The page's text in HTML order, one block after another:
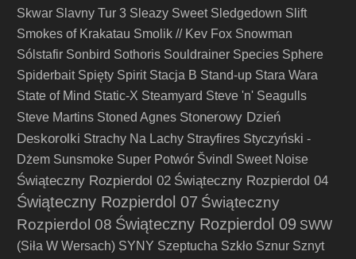
Skwar Slavny Tur 3 Sleazy Sweet Sledgedown Slift
Smokes of Krakatau Smolik // Kev Fox Snowman
Sólstafir Sonbird Sothoris Souldrainer Species Sphere
Spiderbait Spięty Spirit Stacja B Stand-up Stara Wara
State of Mind Static-X Steamyard Steve 'n' Seagulls
Steve Martins Stoned Agnes Stonerowy Dzień
Deskorolki Strachy Na Lachy Strayfires Styczyński -
Dżem Sunsmoke Super Potwór Švindl Sweet Noise
Świąteczny Rozpierdol 02 Świąteczny Rozpierdol 04
Świąteczny Rozpierdol 07 Świąteczny
Rozpierdol 08 Świąteczny Rozpierdol 09 SWW
(Siła W Wersach) SYNY Szeptucha Szkło Sznur Sznyt